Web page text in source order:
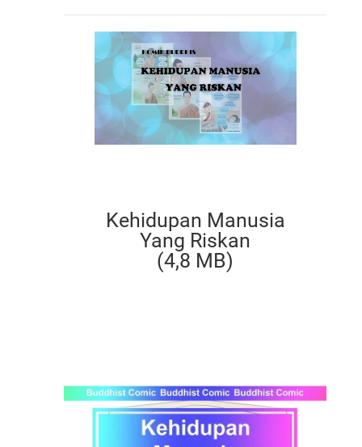
Kehidupan Manusia
Yang Riskan
(4,8 MB)